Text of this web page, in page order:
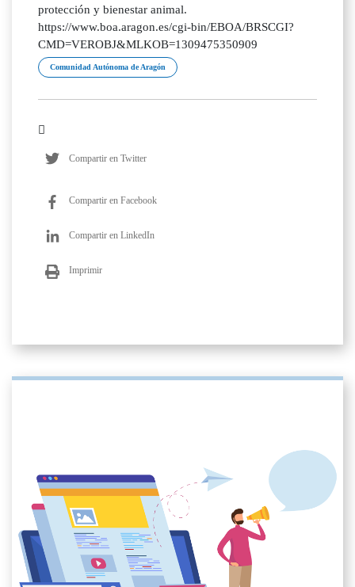
protección y bienestar animal.
https://www.boa.aragon.es/cgi-bin/EBOA/BRSCGI?
CMD=VEROBJ&MLKOB=1309475350909
Comunidad Autónoma de Aragón
Compartir en Twitter
Compartir en Facebook
Compartir en LinkedIn
Imprimir